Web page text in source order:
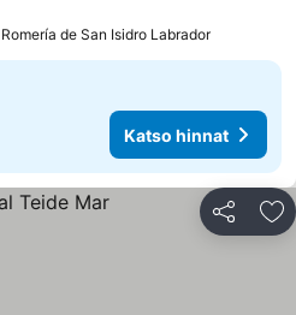
de San Isidro Labrador
Katso hinnat
Jaa